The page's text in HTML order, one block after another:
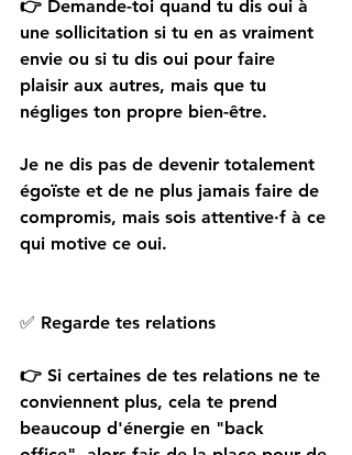
👉 Demande-toi quand tu dis oui à
une sollicitation si tu en as vraiment
envie ou si tu dis oui pour faire
plaisir aux autres, mais que tu
négliges ton propre bien-être.
Je ne dis pas de devenir totalement
égoïste et de ne plus jamais faire de
compromis, mais sois attentive·f à ce
qui motive ce oui.
✅ Regarde tes relations
👉 Si certaines de tes relations ne te
conviennent plus, cela te prend
beaucoup d'énergie en "back